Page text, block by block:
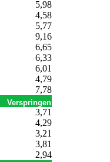
5,98
4,58
5,77
9,16
6,65
6,33
6,01
4,79
7,78
Verspringen
3,71
4,29
3,21
3,81
2,94